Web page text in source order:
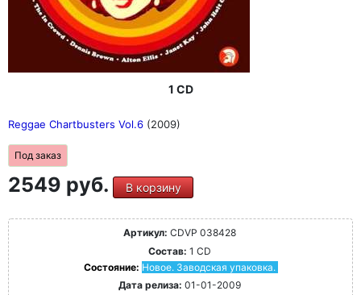
1 CD
Reggae Chartbusters Vol.6 (2009)
Под заказ
2549 руб. В корзину
Артикул: CDVP 038428
Состав: 1 CD
Состояние: Новое. Заводская упаковка.
Дата релиза: 01-01-2009